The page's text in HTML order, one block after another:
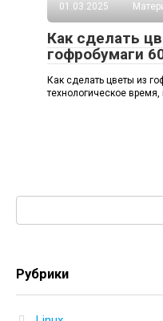
01.03.2025
Как сделать
гофробумаги
Как сделать цветы из
технологическое время,
Рубрики